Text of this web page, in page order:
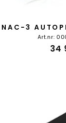
NAC-3
Art.nr:
34